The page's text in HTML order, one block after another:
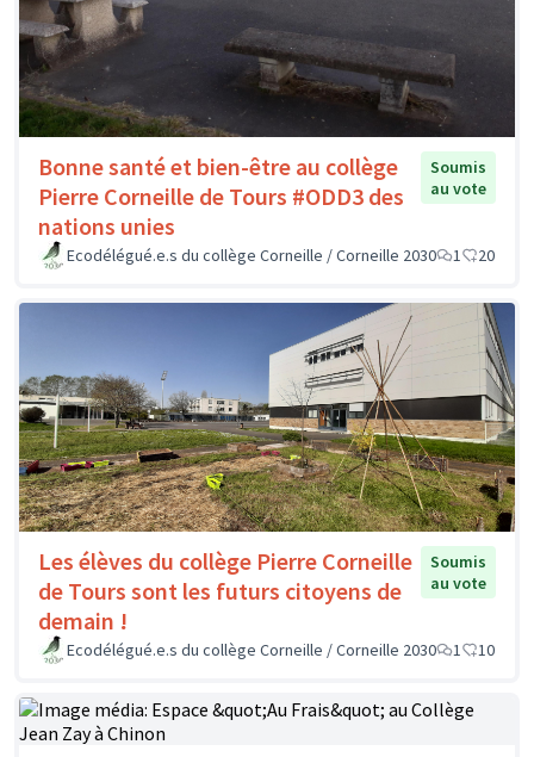
Bonne santé et bien-être au collège
Pierre Corneille de Tours #ODD3 des
nations unies
Soumis
au vote
Ecodélégué.e.s du collège Corneille / Corneille 2030 1 20
Les élèves du collège Pierre Corneille
de Tours sont les futurs citoyens de
demain !
Soumis
au vote
Ecodélégué.e.s du collège Corneille / Corneille 2030 1 10